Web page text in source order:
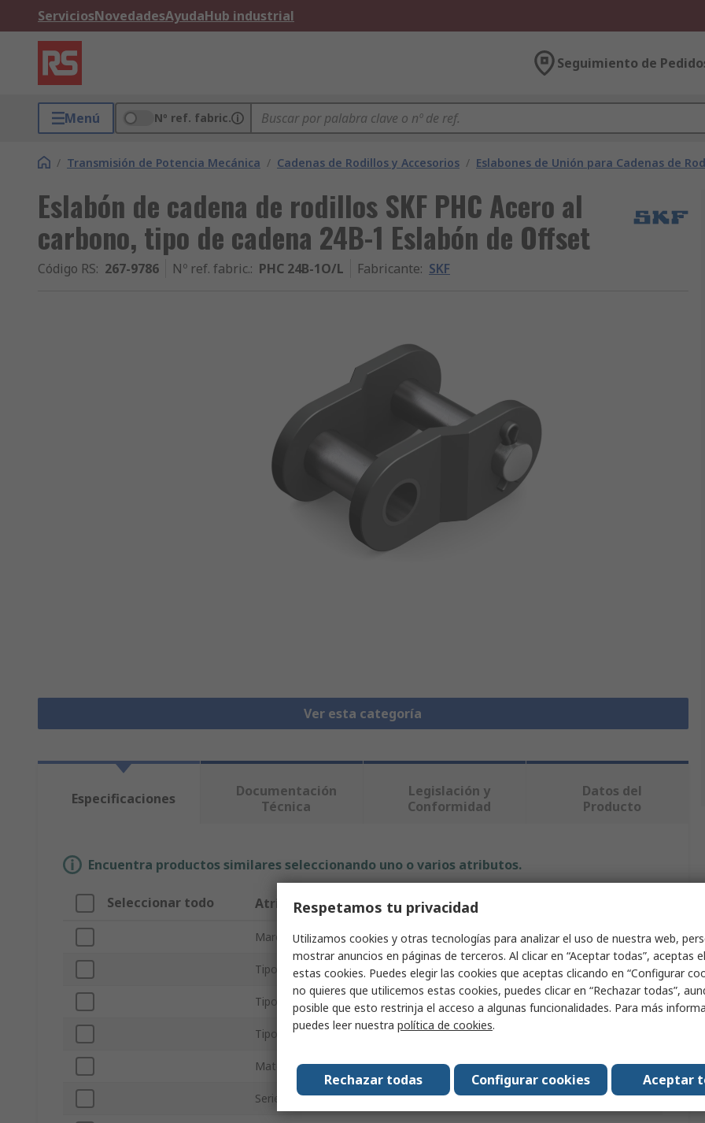
ServiciosNovedadesAyudaHub industrial
Seguimiento de
Menú Nº ref. fabric.
/ Transmisión de Potencia Mecánica / Cadenas de Rodillos y Accesorios / Eslabones de Unión para Cadenas de
Eslabón de cadena de rodillos SKF PHC Acero al
carbono, tipo de cadena 24B-1 Eslabón de Offset
Código RS: 267-9786 Nº ref. fabric.: PHC 24B-1O/L Fabricante: SKF
Ver esta categoría
Especificaciones
Documentación
Técnica
Legislación y
Conformidad
Datos del
Producto
Encuentra productos similares seleccionando uno o varios atributos.
Seleccionar todo Atributo Valor
Marca SKF
Tipo de cadena 24B-1
Tipo de producto Eslabón de cadena de rodillos
Tipo de eslabón mecánico Eslabón de Offset
Material Acero al carbono
Serie PHC
Respetamos tu privacidad
Utilizamos cookies y otras tecnologías para analizar el uso de nuestra web,
mostrar anuncios en páginas de terceros. Al clicar en “Aceptar todas”, aceptas
estas cookies. Puedes elegir las cookies que aceptas clicando en “Configurar
no quieres que utilicemos estas cookies, puedes clicar en “Rechazar todas”,
posible que esto restrinja el acceso a algunas funcionalidades. Para más
puedes leer nuestra política de cookies.
Aceptar
Configurar cookies
Rechazar todas